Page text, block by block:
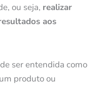
ou seja, realizar
aos
ser entendida como
produto ou